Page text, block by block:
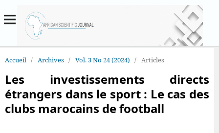
Accueil / Archives / Vol. 3 No 24 (2024) / Articles
Les investissements directs
étrangers dans le sport : Le cas des
clubs marocains de football